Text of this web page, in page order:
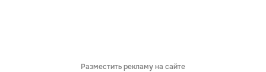
Разместить рекламу на сайте